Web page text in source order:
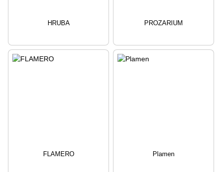
HRUBA PROZARIUM
FLAMERO Plamen